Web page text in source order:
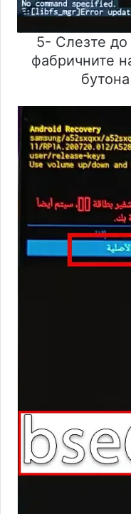
5- Слезте до
фабричните